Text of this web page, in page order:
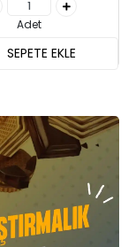
Adet
SEPETE EKLE